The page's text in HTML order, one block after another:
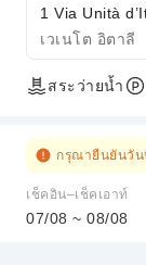
1 Via Unità
เวเนโต อิตาลี
สระว่ายน้ำ
กรุณายืนยันวั
เช็คอิน–เช็คเอาท์
07/08 ~ 08/08